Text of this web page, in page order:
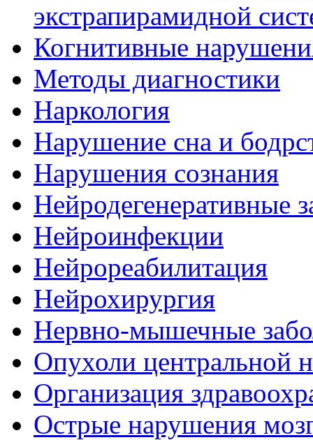
экстрапирамидной
Когнитивные
Методы диагностики
Наркология
Нарушение сна и
Нарушения сознания
Нейродегенеративные
Нейроинфекции
Нейрореабилитация
Нейрохирургия
Нервно-мышечные
Опухоли центральной
Организация
Острые нарушения